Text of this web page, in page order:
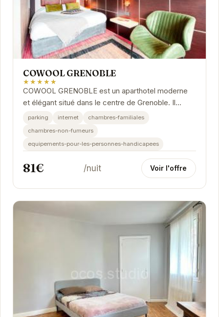
COWOOL GRENOBLE
★★★★★
COWOOL GRENOBLE est un aparthotel moderne
et élégant situé dans le centre de Grenoble. Il
propose des hébergements indépendants avec
parking internet
chambres-familiales
chambres-non-fumeurs
equipements-pour-les-personnes-handicapees
81€ /nuit Voir l'offre